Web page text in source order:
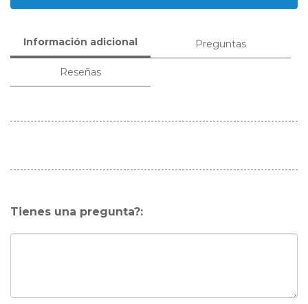
Información adicional Preguntas
Reseñas
Tienes una pregunta?: